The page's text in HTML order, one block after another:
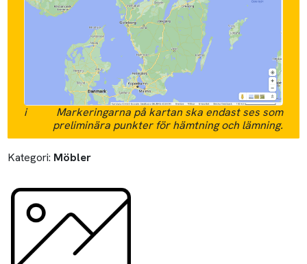
i
Markeringarna på kartan ska endast ses som
preliminära punkter för hämtning och lämning.
Kategori: Möbler